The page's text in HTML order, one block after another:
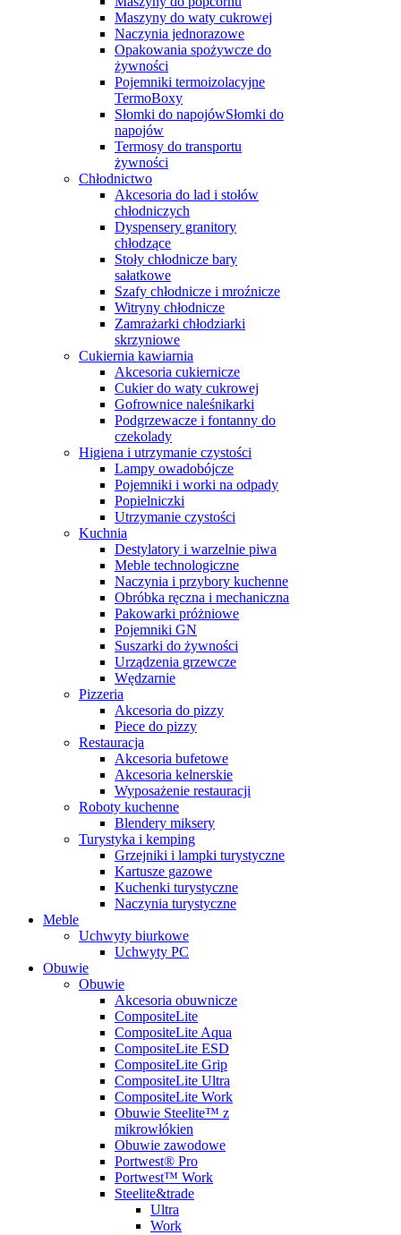
Maszyny do waty cukrowej
Naczynia jednorazowe
Opakowania spożywcze do
żywności
Pojemniki termoizolacyjne
TermoBoxy
Słomki do napojówSłomki do
napojów
Termosy do transportu
żywności
Chłodnictwo
Akcesoria do lad i stołów
chłodniczych
Dyspensery granitory
chłodzące
Stoły chłodnicze bary
sałatkowe
Szafy chłodnicze i mroźnicze
Witryny chłodnicze
Zamrażarki chłodziarki
skrzyniowe
Cukiernia kawiarnia
Akcesoria cukiernicze
Cukier do waty cukrowej
Gofrownice naleśnikarki
Podgrzewacze i fontanny do
czekolady
Higiena i utrzymanie czystości
Lampy owadobójcze
Pojemniki i worki na odpady
Popielniczki
Utrzymanie czystości
Kuchnia
Destylatory i warzelnie piwa
Meble technologiczne
Naczynia i przybory kuchenne
Obróbka ręczna i mechaniczna
Pakowarki próżniowe
Pojemniki GN
Suszarki do żywności
Urządzenia grzewcze
Wędzarnie
Pizzeria
Akcesoria do pizzy
Piece do pizzy
Restauracja
Akcesoria bufetowe
Akcesoria kelnerskie
Wyposażenie restauracji
Roboty kuchenne
Blendery miksery
Turystyka i kemping
Grzejniki i lampki turystyczne
Kartusze gazowe
Kuchenki turystyczne
Naczynia turystyczne
Meble
Uchwyty biurkowe
Uchwyty PC
Obuwie
Obuwie
Akcesoria obuwnicze
CompositeLite
CompositeLite Aqua
CompositeLite ESD
CompositeLite Grip
CompositeLite Ultra
CompositeLite Work
Obuwie Steelite™ z
mikrowłókien
Obuwie zawodowe
Portwest® Pro
Portwest™ Work
Steelite&trade
Ultra
Work